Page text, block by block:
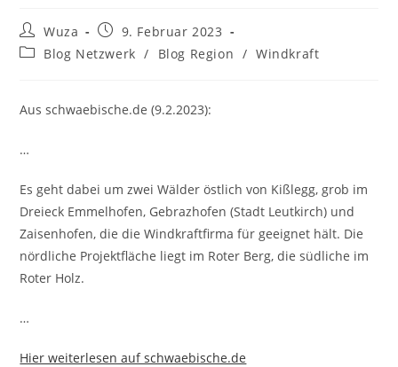
Beitrags-
Autor:
Wuza
Beitrag
veröffentlicht:
9. Februar 2023
Beitrags-
Blog Netzwerk / Blog Region / Windkraft
Aus schwaebische.de (9.2.2023):
…
Es geht dabei um zwei Wälder östlich von Kißlegg, grob im
Dreieck Emmelhofen, Gebrazhofen (Stadt Leutkirch) und
Zaisenhofen, die die Windkraftfirma für geeignet hält. Die
nördliche Projektfläche liegt im Roter Berg, die südliche im
Roter Holz.
…
Hier weiterlesen auf schwaebische.de